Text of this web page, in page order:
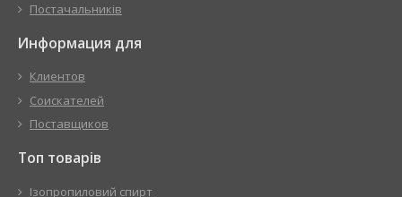
Постачальників
Информация для
Клиентов
Соискателей
Поставщиков
Топ товарів
Ізопропиловий спирт